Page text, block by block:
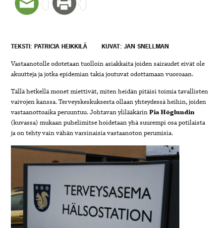
TEKSTI: PATRICIA HEIKKILÄ KUVAT: JAN SNELLMAN
Vastaanotolle odotetaan tuolloin asiakkaita joiden sairaudet eivät ole
akuutteja ja jotka epidemian takia joutuvat odottamaan vuoroaan.
Tällä hetkellä monet miettivät, miten heidän pitäisi toimia tavallisten
vaivojen kanssa. Terveyskeskuksesta ollaan yhteydessä heihin, joiden
vastaanottoaika peruuntuu. Johtavan ylilääkärinPia Höglundin
(kuvassa) mukaan puhelimitse hoidetaan yhä suurempi osa potilaista
ja on tehty vain vähän varsinaisia vastaanoton perumisia.